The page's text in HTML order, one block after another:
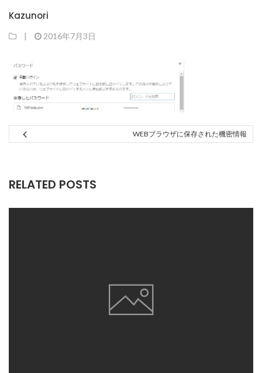
Kazunori
| 2016年7月3日
WEBブラウザに保存された機密情報
RELATED POSTS